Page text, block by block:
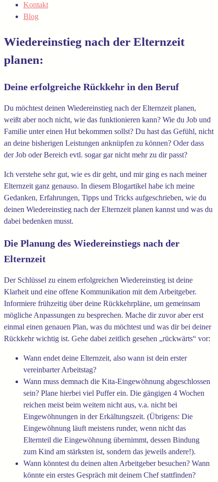
Kontakt
Blog
Wiedereinstieg nach der Elternzeit
planen:
Deine erfolgreiche Rückkehr in den Beruf
Du möchtest deinen Wiedereinstieg nach der Elternzeit planen,
weißt aber noch nicht, wie das funktionieren kann? Wie du Job und
Familie unter einen Hut bekommen sollst? Du hast das Gefühl, nicht
an deine bisherigen Leistungen anknüpfen zu können? Oder dass
der Job oder Bereich evtl. sogar gar nicht mehr zu dir passt?
Ich verstehe sehr gut, wie es dir geht, und mir ging es nach meiner
Elternzeit ganz genauso. In diesem Blogartikel habe ich meine
Gedanken, Erfahrungen, Tipps und Tricks aufgeschrieben, wie du
deinen Wiedereinstieg nach der Elternzeit planen kannst und was du
dabei bedenken musst.
Die Planung des Wiedereinstiegs nach der
Elternzeit
Der Schlüssel zu einem erfolgreichen Wiedereinstieg ist deine
Klarheit und eine offene Kommunikation mit dem Arbeitgeber.
Informiere frühzeitig über deine Rückkehrpläne, um gemeinsam
mögliche Anpassungen zu besprechen. Mache dir zuvor aber erst
einmal einen genauen Plan, was du möchtest und was dir bei deiner
Rückkehr wichtig ist. Gehe dabei zeitlich gesehen „rückwärts“ vor:
Wann endet deine Elternzeit, also wann ist dein erster
vereinbarter Arbeitstag?
Wann muss demnach die Kita-Eingewöhnung abgeschlossen
sein? Plane hierbei viel Puffer ein. Die gängigen 4 Wochen
reichen meist beim weitem nicht aus, v.a. nicht bei
Eingewöhnungen in der Erkältungszeit. (Übrigens: Die
Eingewöhnung läuft meistens runder, wenn nicht das
Elternteil die Eingewöhnung übernimmt, dessen Bindung
zum Kind am stärksten ist, sondern das jeweils andere!).
Wann könntest du deinen alten Arbeitgeber besuchen? Wann
könnte ein erstes Gespräch mit deinem Chef stattfinden?